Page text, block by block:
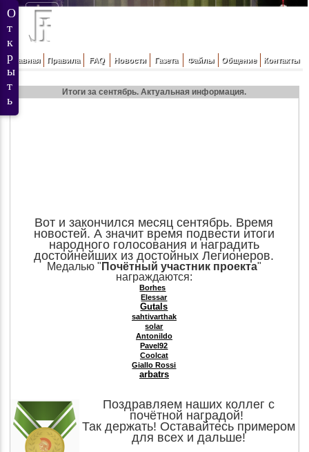
Главная Правила FAQ Новости Газета Файлы Общение Контакты
Итоги за сентябрь. Актуальная информация.
Вот и закончился месяц сентябрь. Время
новостей. А значит время подвести итоги
народного голосования и наградить
достойнейших из достойных Легионеров.
Медалью " Почётный участник проекта"
награждаются:
Borhes
Elessar
Gutals
sahtivarthak
solar
Antonildo
Pavel92
Coolcat
Giallo Rossi
arbatrs
Поздравляем наших коллег с
почётной наградой!
Так держать! Оставайтесь примером
для всех и дальше!